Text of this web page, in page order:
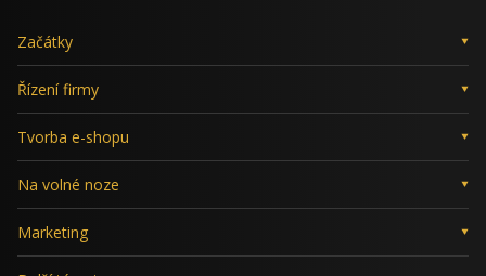
Začátky
Řízení firmy
Tvorba e-shopu
Na volné noze
Marketing